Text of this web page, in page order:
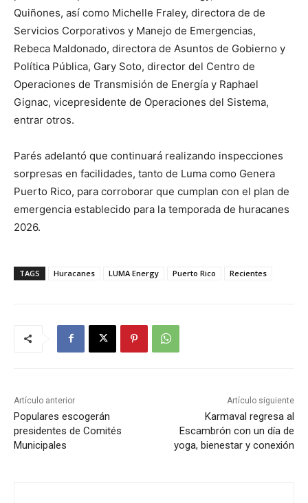
Quiñones, así como Michelle Fraley, directora de de
Servicios Corporativos y Manejo de Emergencias,
Rebeca Maldonado, directora de Asuntos de Gobierno y
Política Pública, Gary Soto, director del Centro de
Operaciones de Transmisión de Energía y Raphael
Gignac, vicepresidente de Operaciones del Sistema,
entrar otros.
Parés adelantó que continuará realizando inspecciones
sorpresas en facilidades, tanto de Luma como Genera
Puerto Rico, para corroborar que cumplan con el plan de
emergencia establecido para la temporada de huracanes
2026.
TAGS Huracanes LUMA Energy Puerto Rico Recientes
Artículo anterior
Populares escogerán
presidentes de Comités
Municipales
Artículo siguiente
Karmaval regresa al
Escambrón con un día de
yoga, bienestar y conexión